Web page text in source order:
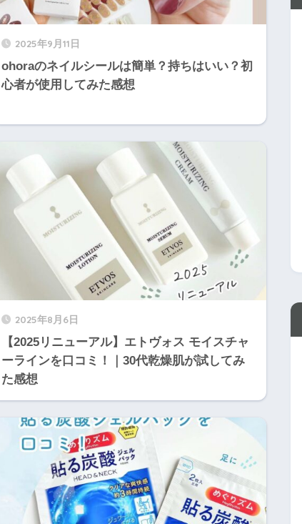
2025年9月11日
ohoraのネイルシールは簡単？持ちはいい？初
心者が使用してみた感想
2025年8月6日
【2025リニューアル】エトヴォス モイスチャ
ーラインを口コミ！｜30代乾燥肌が試してみ
た感想